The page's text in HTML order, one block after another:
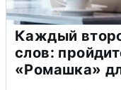
Каждый
слов:
«Ромашка»